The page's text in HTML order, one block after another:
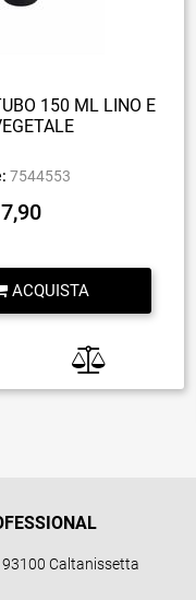
150 ML LINO E
7544553
ACQUISTA
Caltanissetta